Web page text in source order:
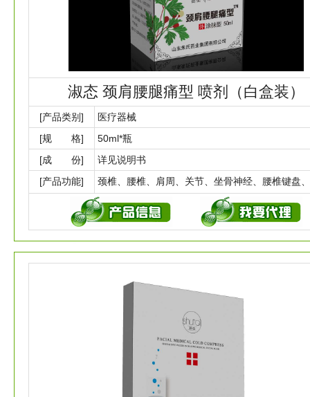
淑态 颈肩腰腿痛型 喷剂（白盒装）
[产品类别]
医疗器械
[规 格]
50ml*瓶
[成 份]
详见说明书
[产品功能]